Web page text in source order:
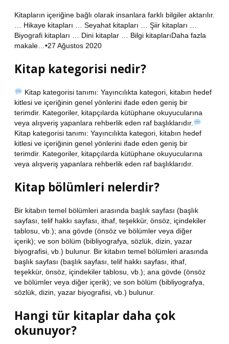
Kitapların içeriğine bağlı olarak insanlara farklı bilgiler aktarılır.
… Hikaye kitapları … Seyahat kitapları … Şiir kitapları …
Biyografi kitapları … Dini kitaplar … Bilgi kitaplarıDaha fazla
makale…•27 Ağustos 2020
Kitap kategorisi nedir?
Kitap kategorisi tanımı: Yayıncılıkta kategori, kitabın hedef
kitlesi ve içeriğinin genel yönlerini ifade eden geniş bir
terimdir. Kategoriler, kitapçılarda kütüphane okuyucularına
veya alışveriş yapanlara rehberlik eden raf başlıklarıdır.
Kitap kategorisi tanımı: Yayıncılıkta kategori, kitabın hedef
kitlesi ve içeriğinin genel yönlerini ifade eden geniş bir
terimdir. Kategoriler, kitapçılarda kütüphane okuyucularına
veya alışveriş yapanlara rehberlik eden raf başlıklarıdır.
Kitap bölümleri nelerdir?
Bir kitabın temel bölümleri arasında başlık sayfası (başlık
sayfası, telif hakkı sayfası, ithaf, teşekkür, önsöz, içindekiler
tablosu, vb.); ana gövde (önsöz ve bölümler veya diğer
içerik); ve son bölüm (bibliyografya, sözlük, dizin, yazar
biyografisi, vb.) bulunur. Bir kitabın temel bölümleri arasında
başlık sayfası (başlık sayfası, telif hakkı sayfası, ithaf,
teşekkür, önsöz, içindekiler tablosu, vb.); ana gövde (önsöz
ve bölümler veya diğer içerik); ve son bölüm (bibliyografya,
sözlük, dizin, yazar biyografisi, vb.) bulunur.
Hangi tür kitaplar daha çok
okunuyor?